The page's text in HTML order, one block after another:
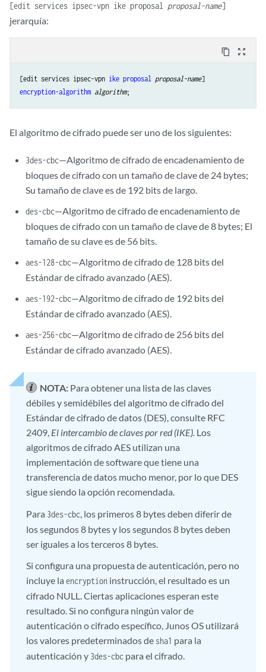
[edit services ipsec-vpn ike proposal proposal-name]
jerarquía:
content_copy zoom_out_map
[edit services ipsec-vpn ike proposal proposal-name
encryption-algorithm algorithm
El algoritmo de cifrado puede ser uno de los siguientes:
3des-cbc—Algoritmo de cifrado de encadenamiento de
bloques de cifrado con un tamaño de clave de 24 bytes;
Su tamaño de clave es de 192 bits de largo.
des-cbc—Algoritmo de cifrado de encadenamiento de
bloques de cifrado con un tamaño de clave de 8 bytes; El
tamaño de su clave es de 56 bits.
aes-128-cbc—Algoritmo de cifrado de 128 bits del
Estándar de cifrado avanzado (AES).
aes-192-cbc—Algoritmo de cifrado de 192 bits del
Estándar de cifrado avanzado (AES).
aes-256-cbc—Algoritmo de cifrado de 256 bits del
Estándar de cifrado avanzado (AES).
NOTA: Para obtener una lista de las claves
débiles y semidébiles del algoritmo de cifrado del
Estándar de cifrado de datos (DES), consulte RFC
2409, El intercambio de claves por red (IKE). Los
algoritmos de cifrado AES utilizan una
implementación de software que tiene una
transferencia de datos mucho menor, por lo que DES
sigue siendo la opción recomendada.
Para 3des-cbc , los primeros 8 bytes deben diferir de
los segundos 8 bytes y los segundos 8 bytes deben
ser iguales a los terceros 8 bytes.
Si configura una propuesta de autenticación, pero no
incluye la encryption instrucción, el resultado es un
cifrado NULL. Ciertas aplicaciones esperan este
resultado. Si no configura ningún valor de
autenticación o cifrado específico, Junos OS utilizará
los valores predeterminados de sha1 para la
autenticación y 3des-cbc para el cifrado.